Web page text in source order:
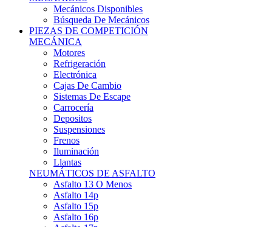
Búsqueda De Mecánicos
PIEZAS DE COMPETICIÓN
MECÁNICA
Motores
Refrigeración
Electrónica
Cajas De Cambio
Sistemas De Escape
Carrocería
Depositos
Suspensiones
Frenos
Iluminación
Llantas
NEUMÁTICOS DE ASFALTO
Asfalto 13 O Menos
Asfalto 14p
Asfalto 15p
Asfalto 16p
Asfalto 17p
Asfalto >= 18p